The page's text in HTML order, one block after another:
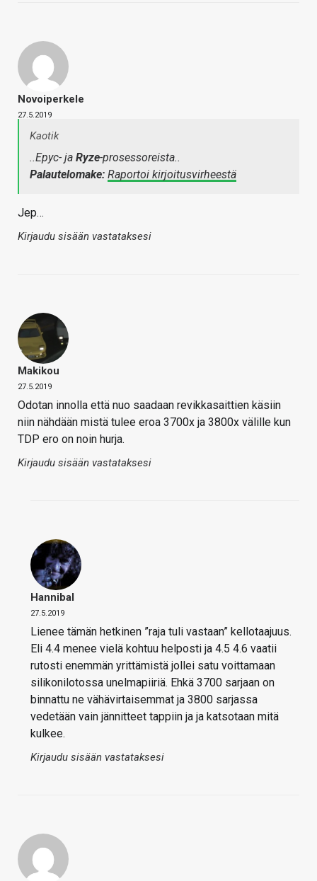
Novoiperkele
27.5.2019
Kaotik
..Epyc- ja Ryze-prosessoreista..
Palautelomake: Raportoi kirjoitusvirheestä
Jep…
Kirjaudu sisään vastataksesi
Makikou
27.5.2019
Odotan innolla että nuo saadaan revikkasaittien käsiin
niin nähdään mistä tulee eroa 3700x ja 3800x välille kun
TDP ero on noin hurja.
Kirjaudu sisään vastataksesi
Hannibal
27.5.2019
Lienee tämän hetkinen ”raja tuli vastaan” kellotaajuus.
Eli 4.4 menee vielä kohtuu helposti ja 4.5 4.6 vaatii
rutosti enemmän yrittämistä jollei satu voittamaan
silikonilotossa unelmapiiriä. Ehkä 3700 sarjaan on
binnattu ne vähävirtaisemmat ja 3800 sarjassa
vedetään vain jännitteet tappiin ja ja katsotaan mitä
kulkee.
Kirjaudu sisään vastataksesi